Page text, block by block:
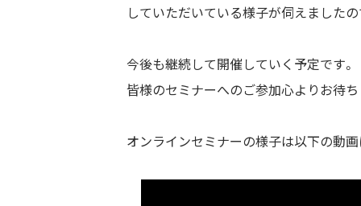
していただいている様子が伺えました
今後も継続して開催していく予定です。
皆様のセミナーへのご参加心よりお待
オンラインセミナーの様子は以下の動